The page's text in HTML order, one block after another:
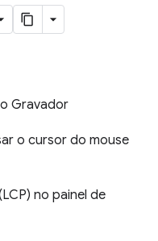
Gravador
o cursor do mouse
no painel de